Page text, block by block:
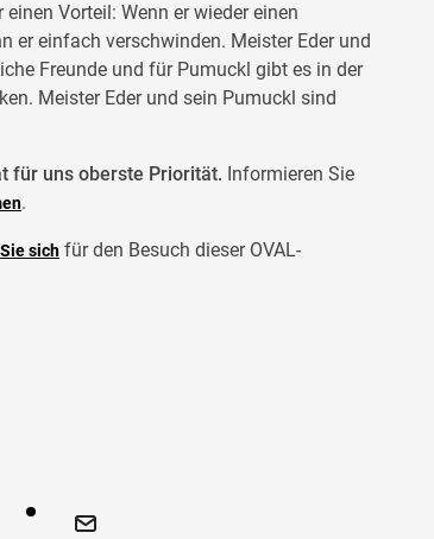
Vorteil: Wenn er wieder einen
er einfach verschwinden. Meister Eder und
Freunde und für Pumuckl gibt es in der
Meister Eder und sein Pumuckl sind
für uns oberste Priorität. Informieren Sie
.
sich für den Besuch dieser OVAL-